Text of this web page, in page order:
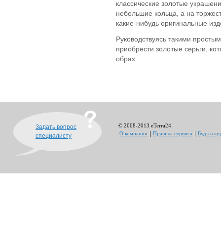
классические золотые
небольшие кольца, а на
какие-нибудь оригинальные
Руководствуясь такими
приобрести золотые серьги,
образ.
Задать вопрос
специалисту
© 2008-2013 eTerra24
О компании
Правила сервиса Будь в